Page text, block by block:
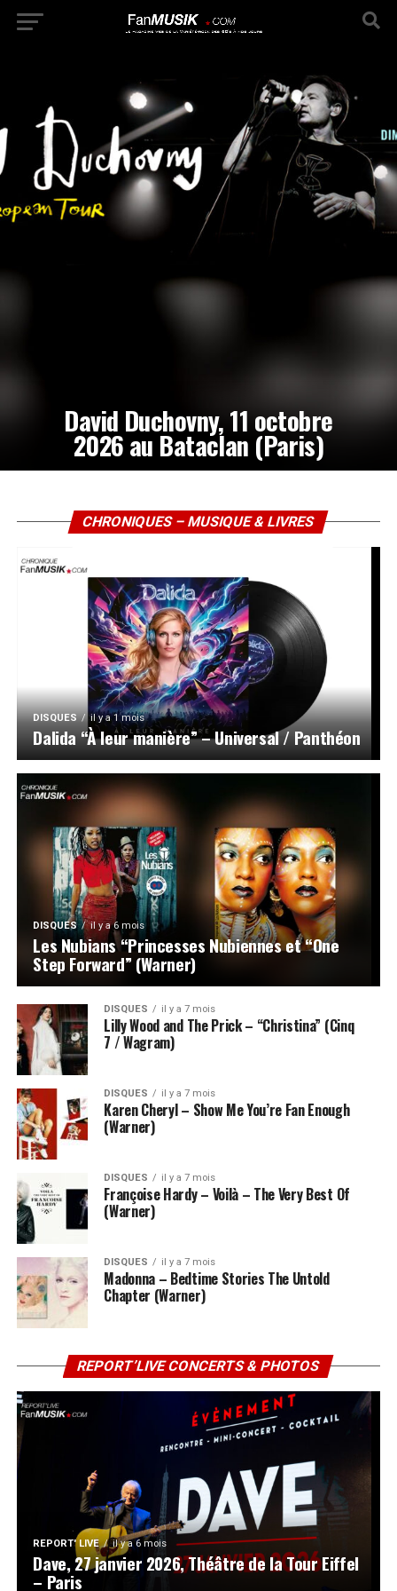
David Duchovny, 11 octobre
2026 au Bataclan (Paris)
CHRONIQUES – MUSIQUE & LIVRES
DISQUES il y a 1 mois
Dalida “À leur manière” – Universal / Panthéon
DISQUES il y a 6 mois
Les Nubians “Princesses Nubiennes et “One
Step Forward” (Warner)
DISQUES il y a 7 mois
Lilly Wood and The Prick – “Christina” (Cinq
7 / Wagram)
DISQUES il y a 7 mois
Karen Cheryl – Show Me You’re Fan Enough
(Warner)
DISQUES il y a 7 mois
Françoise Hardy – Voilà – The Very Best Of
(Warner)
DISQUES il y a 7 mois
Madonna – Bedtime Stories The Untold
Chapter (Warner)
REPORT’LIVE CONCERTS & PHOTOS
REPORT' LIVE il y a 6 mois
Dave, 27 janvier 2026, Théâtre de la Tour Eiffel
– Paris